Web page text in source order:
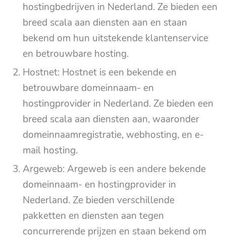
hostingbedrijven in Nederland. Ze bieden een
breed scala aan diensten aan en staan
bekend om hun uitstekende klantenservice
en betrouwbare hosting.
Hostnet: Hostnet is een bekende en
betrouwbare domeinnaam- en
hostingprovider in Nederland. Ze bieden een
breed scala aan diensten aan, waaronder
domeinnaamregistratie, webhosting, en e-
mail hosting.
Argeweb: Argeweb is een andere bekende
domeinnaam- en hostingprovider in
Nederland. Ze bieden verschillende
pakketten en diensten aan tegen
concurrerende prijzen en staan bekend om